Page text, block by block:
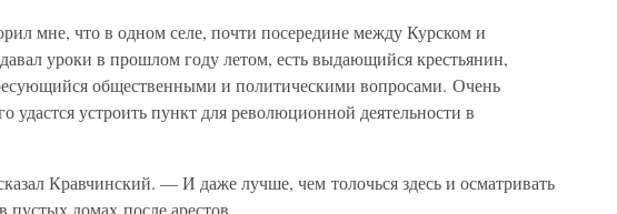
мне, что в одном селе, почти посередине между Курском и
уроки в прошлом году летом, есть выдающийся крестьянин,
общественными и политическими вопросами. Очень
удастся устроить пункт для революционной деятельности в
Кравчинский. — И даже лучше, чем толочься здесь и осматривать
пустых домах после арестов.